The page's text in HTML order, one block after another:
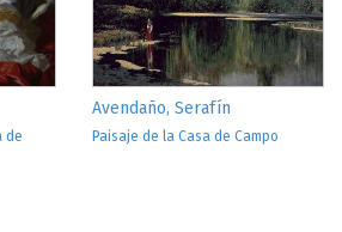
de
Avendaño, Serafín
Paisaje de la Casa de Campo